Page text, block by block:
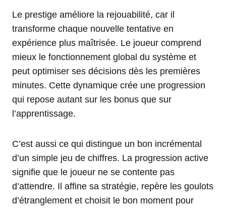
Le prestige améliore la rejouabilité, car il
transforme chaque nouvelle tentative en
expérience plus maîtrisée. Le joueur comprend
mieux le fonctionnement global du système et
peut optimiser ses décisions dès les premières
minutes. Cette dynamique crée une progression
qui repose autant sur les bonus que sur
l’apprentissage.
C’est aussi ce qui distingue un bon incrémental
d’un simple jeu de chiffres. La progression active
signifie que le joueur ne se contente pas
d’attendre. Il affine sa stratégie, repère les goulots
d’étranglement et choisit le bon moment pour